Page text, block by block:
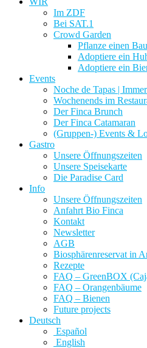
Im ZDF
Bei SAT.1
Crowd Garden
Pflanze einen
Adoptiere ein
Adoptiere ein
Events
Noche de Tapas |
Wochenends im
Der Finca Brunch
Der Finca Catamaran
(Gruppen-) Events &
Gastro
Unsere Öffnungszeiten
Unsere Speisekarte
Die Paradise Card
Info
Unsere Öffnungszeiten
Anfahrt Bio Finca
Kontakt
Newsletter
AGB
Biosphärenreservat in
Rezepte
FAQ – GreenBOX
FAQ – Orangenbäume
FAQ – Bienen
Future projects
Deutsch
Español
English